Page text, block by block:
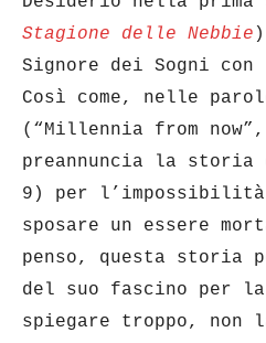
Stagione delle Nebbie
Signore dei Sogni
Così come, nelle
(“Millennia from
preannuncia la storia
9) per
sposare un essere
penso, questa storia
del suo fascino per
spiegare troppo, non